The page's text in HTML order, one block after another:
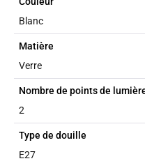
Blanc
Matière
Verre
Nombre de points de
2
Type de douille
E27